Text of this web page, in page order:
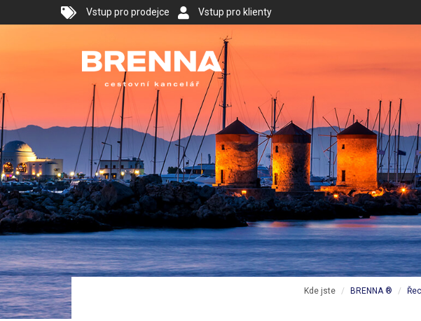
Vstup pro prodejce Vstup pro klienty
Kde jste BRENNA ®